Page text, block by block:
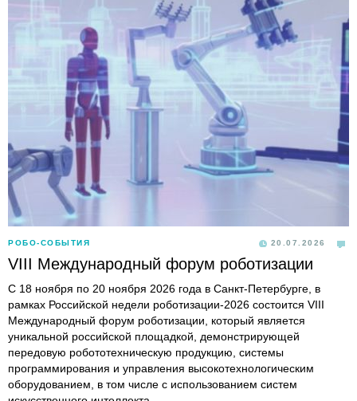
РОБО-СОБЫТИЯ 20.07.2026
VIII Международный форум роботизации
С 18 ноября по 20 ноября 2026 года в Санкт-Петербурге, в
рамках Российской недели роботизации-2026 состоится VIII
Международный форум роботизации, который является
уникальной российской площадкой, демонстрирующей
передовую робототехническую продукцию, системы
программирования и управления высокотехнологическим
оборудованием, в том числе с использованием систем